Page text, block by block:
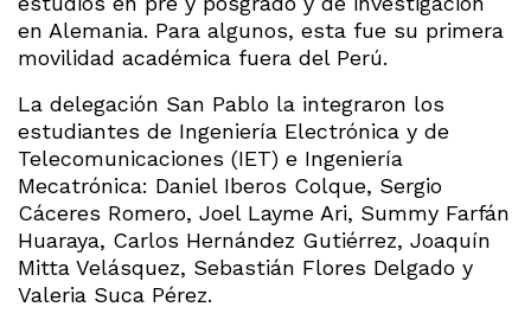
en Alemania. Para algunos, esta fue su primera
movilidad académica fuera del Perú.
La delegación San Pablo la integraron los
estudiantes de Ingeniería Electrónica y de
Telecomunicaciones (IET) e Ingeniería
Mecatrónica: Daniel Iberos Colque, Sergio
Cáceres Romero, Joel Layme Ari, Summy Farfán
Huaraya, Carlos Hernández Gutiérrez, Joaquín
Mitta Velásquez, Sebastián Flores Delgado y
Valeria Suca Pérez.